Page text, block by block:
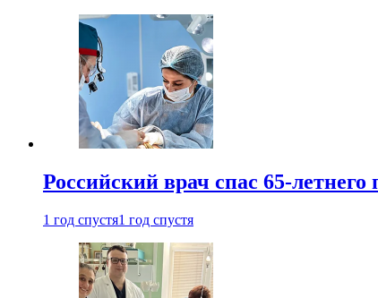
Российский врач спас 65-
1 год спустя1 год спустя